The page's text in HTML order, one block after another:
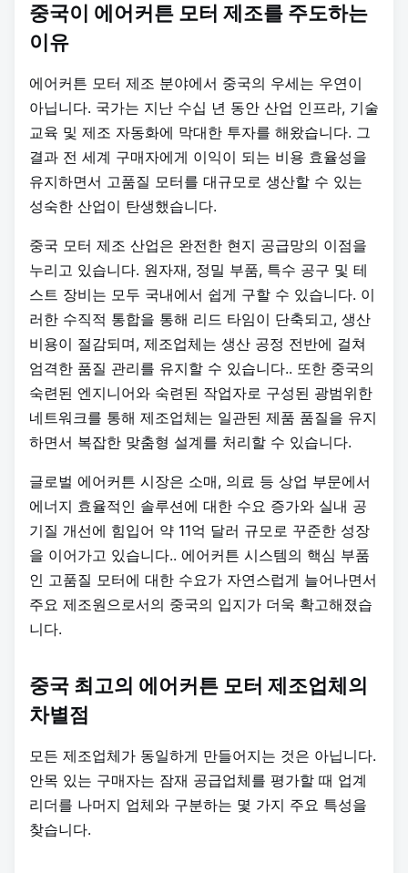
중국이 에어커튼 모터 제조를 주도하는
이유
에어커튼 모터 제조 분야에서 중국의 우세는 우연이
아닙니다. 국가는 지난 수십 년 동안 산업 인프라, 기술
교육 및 제조 자동화에 막대한 투자를 해왔습니다. 그
결과 전 세계 구매자에게 이익이 되는 비용 효율성을
유지하면서 고품질 모터를 대규모로 생산할 수 있는
성숙한 산업이 탄생했습니다.
중국 모터 제조 산업은 완전한 현지 공급망의 이점을
누리고 있습니다. 원자재, 정밀 부품, 특수 공구 및 테
스트 장비는 모두 국내에서 쉽게 구할 수 있습니다. 이
러한 수직적 통합을 통해 리드 타임이 단축되고, 생산
비용이 절감되며, 제조업체는 생산 공정 전반에 걸쳐
엄격한 품질 관리를 유지할 수 있습니다.. 또한 중국의
숙련된 엔지니어와 숙련된 작업자로 구성된 광범위한
네트워크를 통해 제조업체는 일관된 제품 품질을 유지
하면서 복잡한 맞춤형 설계를 처리할 수 있습니다.
글로벌 에어커튼 시장은 소매, 의료 등 상업 부문에서
에너지 효율적인 솔루션에 대한 수요 증가와 실내 공
기질 개선에 힘입어 약 11억 달러 규모로 꾸준한 성장
을 이어가고 있습니다.. 에어커튼 시스템의 핵심 부품
인 고품질 모터에 대한 수요가 자연스럽게 늘어나면서
주요 제조원으로서의 중국의 입지가 더욱 확고해졌습
니다.
중국 최고의 에어커튼 모터 제조업체의
차별점
모든 제조업체가 동일하게 만들어지는 것은 아닙니다.
안목 있는 구매자는 잠재 공급업체를 평가할 때 업계
리더를 나머지 업체와 구분하는 몇 가지 주요 특성을
찾습니다.